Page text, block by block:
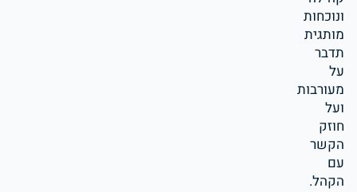
ונוכחות
מותגית
תדבר
על
מעורבות
ועל
חוזק
הקשר
עם
הקהל.